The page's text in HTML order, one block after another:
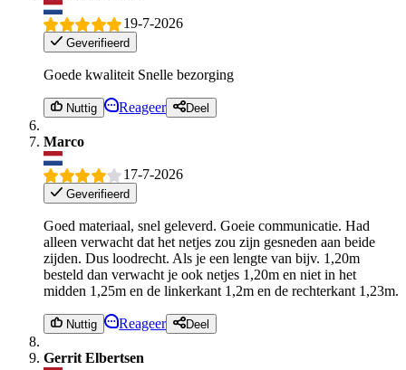
19-7-2026
Geverifieerd
Goede kwaliteit Snelle bezorging
Nuttig Reageer Deel
Marco
17-7-2026
Geverifieerd
Goed materiaal, snel geleverd. Goeie communicatie. Had
alleen verwacht dat het netjes zou zijn gesneden aan beide
zijden. Dus loodrecht. Als je een lengte van bijv. 1,20m
besteld dan verwacht je ook netjes 1,20m en niet in het
midden 1,25m en de linkerkant 1,2m en de rechterkant 1,23m.
Nuttig Reageer Deel
Gerrit Elbertsen